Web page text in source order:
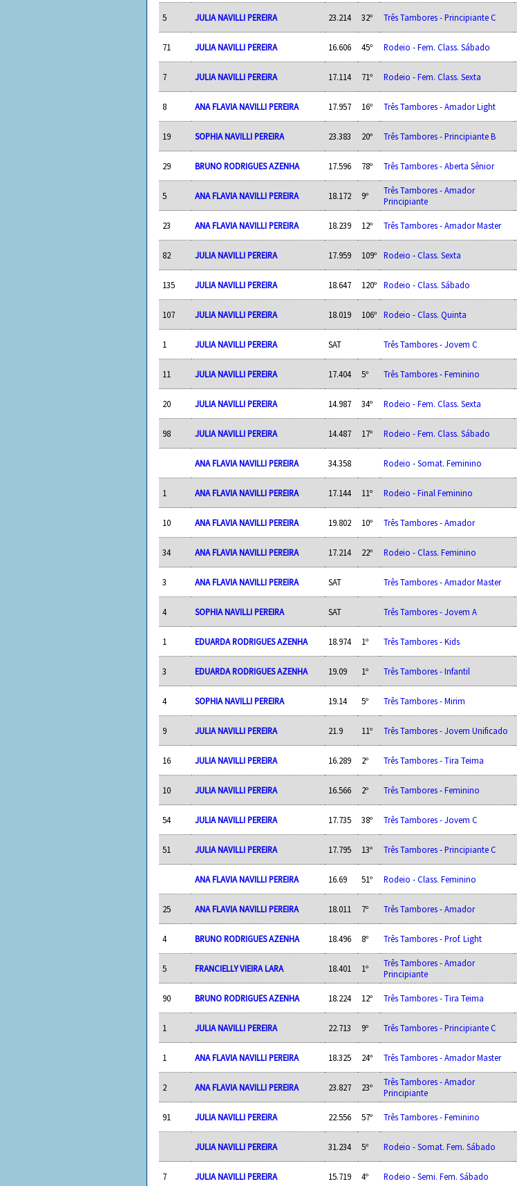
5 JULIA NAVILLI PEREIRA 23.214 32º Três Tambores - Principiante C
71 JULIA NAVILLI PEREIRA 16.606 45º Rodeio - Fem. Class. Sábado
7 JULIA NAVILLI PEREIRA 17.114 71º Rodeio - Fem. Class. Sexta
8 ANA FLAVIA NAVILLI PEREIRA 17.957 16º Três Tambores - Amador Light
19 SOPHIA NAVILLI PEREIRA 23.383 20º Três Tambores - Principiante B
29 BRUNO RODRIGUES AZENHA 17.596 78º Três Tambores - Aberta Sênior
5 ANA FLAVIA NAVILLI PEREIRA 18.172 9º
Três Tambores - Amador
Principiante
23 ANA FLAVIA NAVILLI PEREIRA 18.239 12º Três Tambores - Amador Master
82 JULIA NAVILLI PEREIRA 17.959 109º Rodeio - Class. Sexta
135 JULIA NAVILLI PEREIRA 18.647 120º Rodeio - Class. Sábado
107 JULIA NAVILLI PEREIRA 18.019 106º Rodeio - Class. Quinta
1 JULIA NAVILLI PEREIRA SAT Três Tambores - Jovem C
11 JULIA NAVILLI PEREIRA 17.404 5º Três Tambores - Feminino
20 JULIA NAVILLI PEREIRA 14.987 34º Rodeio - Fem. Class. Sexta
98 JULIA NAVILLI PEREIRA 14.487 17º Rodeio - Fem. Class. Sábado
ANA FLAVIA NAVILLI PEREIRA 34.358 Rodeio - Somat. Feminino
1 ANA FLAVIA NAVILLI PEREIRA 17.144 11º Rodeio - Final Feminino
10 ANA FLAVIA NAVILLI PEREIRA 19.802 10º Três Tambores - Amador
34 ANA FLAVIA NAVILLI PEREIRA 17.214 22º Rodeio - Class. Feminino
3 ANA FLAVIA NAVILLI PEREIRA SAT Três Tambores - Amador Master
4 SOPHIA NAVILLI PEREIRA SAT Três Tambores - Jovem A
1 EDUARDA RODRIGUES AZENHA 18.974 1º Três Tambores - Kids
3 EDUARDA RODRIGUES AZENHA 19.09 1º Três Tambores - Infantil
4 SOPHIA NAVILLI PEREIRA 19.14 5º Três Tambores - Mirim
9 JULIA NAVILLI PEREIRA 21.9 11º Três Tambores - Jovem Unificado
16 JULIA NAVILLI PEREIRA 16.289 2º Três Tambores - Tira Teima
10 JULIA NAVILLI PEREIRA 16.566 2º Três Tambores - Feminino
54 JULIA NAVILLI PEREIRA 17.735 38º Três Tambores - Jovem C
51 JULIA NAVILLI PEREIRA 17.795 13º Três Tambores - Principiante C
ANA FLAVIA NAVILLI PEREIRA 16.69 51º Rodeio - Class. Feminino
25 ANA FLAVIA NAVILLI PEREIRA 18.011 7º Três Tambores - Amador
4 BRUNO RODRIGUES AZENHA 18.496 8º Três Tambores - Prof. Light
5 FRANCIELLY VIEIRA LARA 18.401 1º
Três Tambores - Amador
Principiante
90 BRUNO RODRIGUES AZENHA 18.224 12º Três Tambores - Tira Teima
1 JULIA NAVILLI PEREIRA 22.713 9º Três Tambores - Principiante C
1 ANA FLAVIA NAVILLI PEREIRA 18.325 24º Três Tambores - Amador Master
2 ANA FLAVIA NAVILLI PEREIRA 23.827 23º
Três Tambores - Amador
Principiante
91 JULIA NAVILLI PEREIRA 22.556 57º Três Tambores - Feminino
JULIA NAVILLI PEREIRA 31.234 5º Rodeio - Somat. Fem. Sábado
7 JULIA NAVILLI PEREIRA 15.719 4º Rodeio - Semi. Fem. Sábado